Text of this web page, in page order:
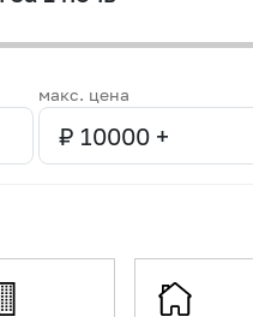
макс. цена